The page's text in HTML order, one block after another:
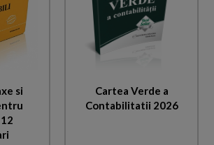
si
Cartea Verde a
Contabilitatii 2026